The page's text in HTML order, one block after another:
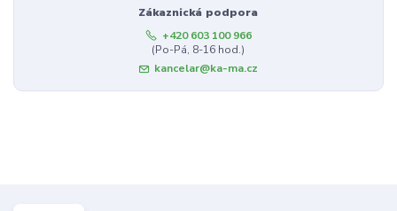
Zákaznická podpora
+420 603 100 966
(Po-Pá, 8-16 hod.)
kancelar@ka-ma.cz